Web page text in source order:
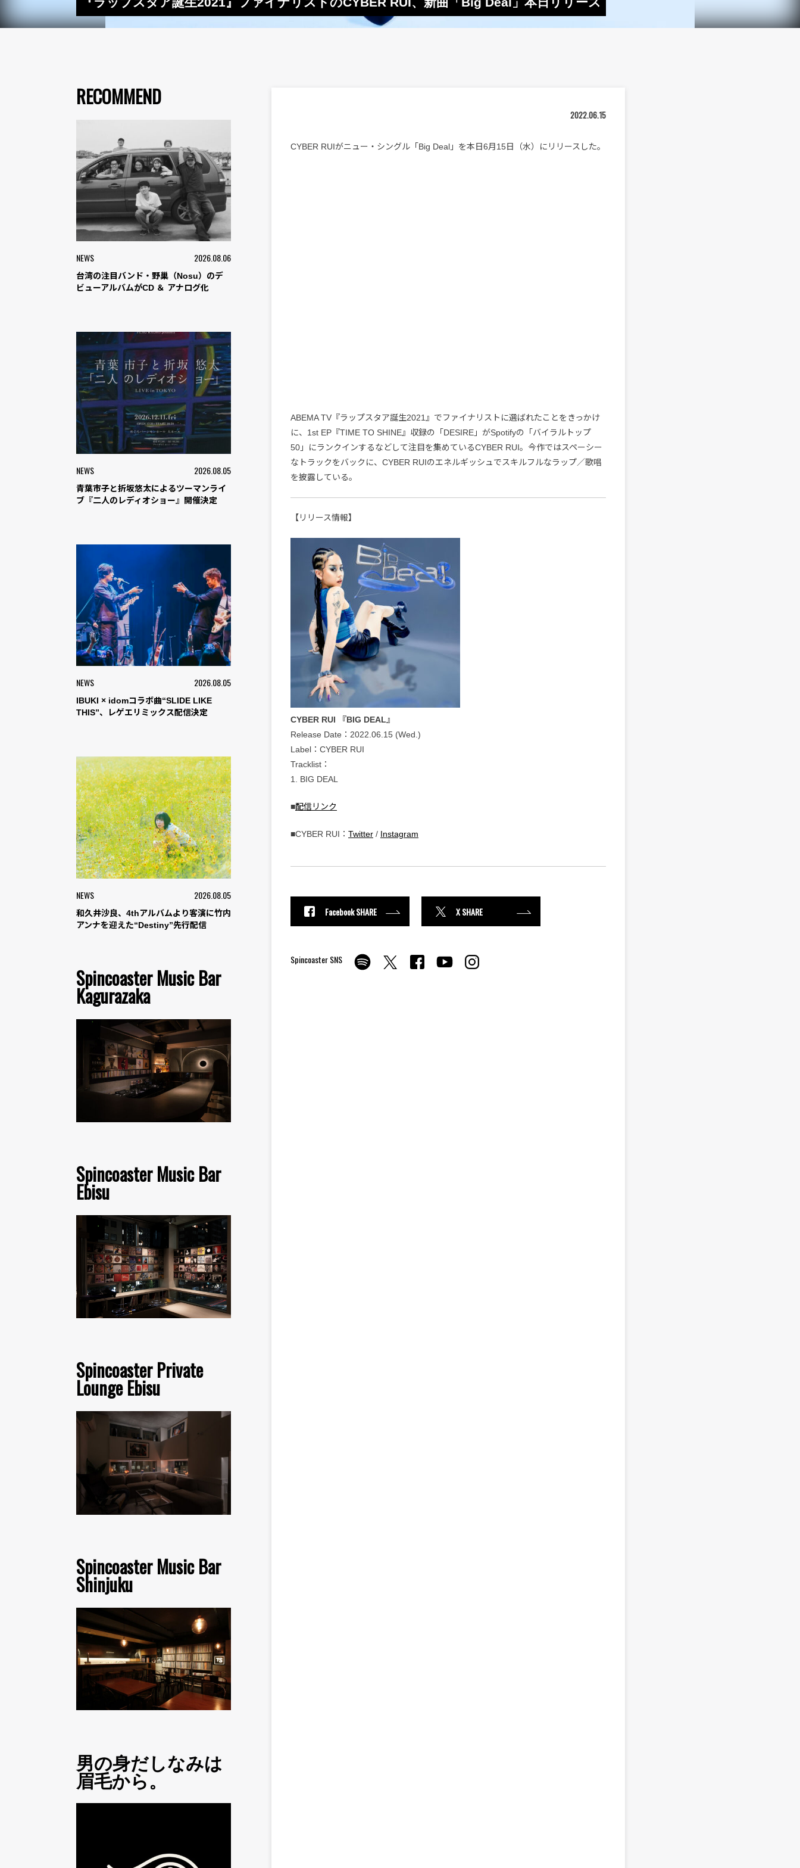
RECOMMEND
NEWS 2026.08.06
台湾の注目バンド・野巢（Nosu）のデ
ビューアルバムがCD ＆ アナログ化
NEWS 2026.08.05
青葉市子と折坂悠太によるツーマンライ
ブ『二人のレディオショー』開催決定
NEWS 2026.08.05
IBUKI × idomコラボ曲“SLIDE LIKE
THIS”、レゲエリミックス配信決定
NEWS 2026.08.05
和久井沙良、4thアルバムより客演に竹内
アンナを迎えた“Destiny”先行配信
Spincoaster Music Bar
Kagurazaka
Spincoaster Music Bar
Ebisu
Spincoaster Private
Lounge Ebisu
Spincoaster Music Bar
Shinjuku
男の身だしなみは
眉毛から。
2022.06.15
CYBER RUIがニュー・シングル「Big Deal」を本日6月15日（水）にリリースした。
ABEMA TV『ラップスタア誕生2021』でファイナリストに選ばれたことをきっかけ
に、1st EP『TIME TO SHINE』収録の「DESIRE」がSpotifyの「バイラルトップ
50」にランクインするなどして注目を集めているCYBER RUI。今作ではスペーシー
なトラックをバックに、CYBER RUIのエネルギッシュでスキルフルなラップ／歌唱
を披露している。
【リリース情報】
CYBER RUI 『BIG DEAL』
Release Date：2022.06.15 (Wed.)
Label：CYBER RUI
Tracklist：
1. BIG DEAL
■配信リンク
■CYBER RUI： Twitter / Instagram
Facebook SHARE X SHARE
Spincoaster SNS